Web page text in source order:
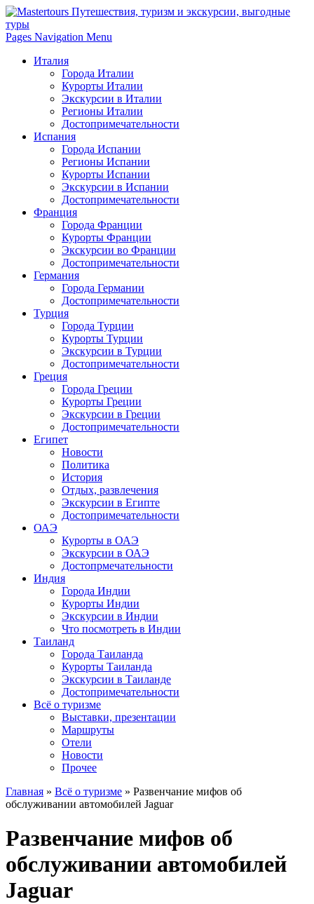
Pages Navigation Menu
Италия
Города Италии
Курорты Италии
Экскурсии в Италии
Регионы Италии
Достопримечательности
Испания
Города Испании
Регионы Испании
Курорты Испании
Экскурсии в Испании
Достопримечательности
Франция
Города Франции
Курорты Франции
Экскурсии во Франции
Достопримечательности
Германия
Города Германии
Достопримечательности
Турция
Города Турции
Курорты Турции
Экскурсии в Турции
Достопримечательности
Греция
Города Греции
Курорты Греции
Экскурсии в Греции
Достопримечательности
Египет
Новости
Политика
История
Отдых, развлечения
Экскурсии в Египте
Достопримечательности
ОАЭ
Курорты в ОАЭ
Экскурсии в ОАЭ
Достопрмечательности
Индия
Города Индии
Курорты Индии
Экскурсии в Индии
Что посмотреть в Индии
Таиланд
Города Таиланда
Курорты Таиланда
Экскурсии в Таиланде
Достопримечательности
Всё о туризме
Выставки, презентации
Маршруты
Отели
Новости
Прочее
Главная » Всё о туризме » Развенчание мифов об
обслуживании автомобилей Jaguar
Развенчание мифов об
обслуживании автомобилей
Jaguar